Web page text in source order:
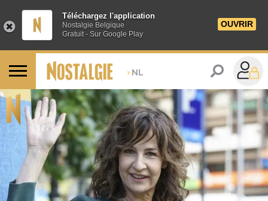
Téléchargez l'application
Nostalgie Belgique
Gratuit - Sur Google Play
OUVRIR
> NL